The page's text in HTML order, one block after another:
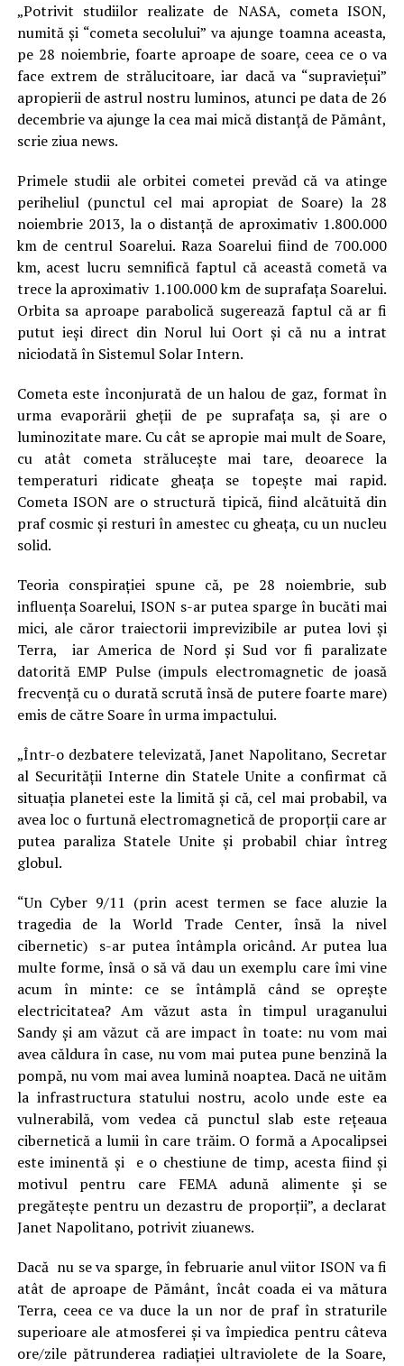
„Potrivit studiilor realizate de NASA, cometa ISON,
numită și “cometa secolului” va ajunge toamna aceasta,
pe 28 noiembrie, foarte aproape de soare, ceea ce o va
face extrem de strălucitoare, iar dacă va “supraviețui”
apropierii de astrul nostru luminos, atunci pe data de 26
decembrie va ajunge la cea mai mică distanță de Pământ,
scrie ziua news.
Primele studii ale orbitei cometei prevăd că va atinge
periheliul (punctul cel mai apropiat de Soare) la 28
noiembrie 2013, la o distanţă de aproximativ 1.800.000
km de centrul Soarelui. Raza Soarelui fiind de 700.000
km, acest lucru semnifică faptul că această cometă va
trece la aproximativ 1.100.000 km de suprafaţa Soarelui.
Orbita sa aproape parabolică sugerează faptul că ar fi
putut ieşi direct din Norul lui Oort şi că nu a intrat
niciodată în Sistemul Solar Intern.
Cometa este înconjurată de un halou de gaz, format în
urma evaporării gheţii de pe suprafaţa sa, şi are o
luminozitate mare. Cu cât se apropie mai mult de Soare,
cu atât cometa străluceşte mai tare, deoarece la
temperaturi ridicate gheaţa se topeşte mai rapid.
Cometa ISON are o structură tipică, fiind alcătuită din
praf cosmic şi resturi în amestec cu gheaţa, cu un nucleu
solid.
Teoria conspiraţiei spune că, pe 28 noiembrie, sub
influenţa Soarelui, ISON s-ar putea sparge în bucăti mai
mici, ale căror traiectorii imprevizibile ar putea lovi şi
Terra, iar America de Nord şi Sud vor fi paralizate
datorită EMP Pulse (impuls electromagnetic de joasă
frecvență cu o durată scrută însă de putere foarte mare)
emis de către Soare în urma impactului.
„Într-o dezbatere televizată, Janet Napolitano, Secretar
al Securității Interne din Statele Unite a confirmat că
situația planetei este la limită și că, cel mai probabil, va
avea loc o furtună electromagnetică de proporții care ar
putea paraliza Statele Unite și probabil chiar întreg
globul.
“Un Cyber 9/11 (prin acest termen se face aluzie la
tragedia de la World Trade Center, însă la nivel
cibernetic) s-ar putea întâmpla oricând. Ar putea lua
multe forme, însă o să vă dau un exemplu care îmi vine
acum în minte: ce se întâmplă când se opreşte
electricitatea? Am văzut asta în timpul uraganului
Sandy şi am văzut că are impact în toate: nu vom mai
avea căldura în case, nu vom mai putea pune benzină la
pompă, nu vom mai avea lumină noaptea. Dacă ne uităm
la infrastructura statului nostru, acolo unde este ea
vulnerabilă, vom vedea că punctul slab este reţeaua
cibernetică a lumii în care trăim. O formă a Apocalipsei
este iminentă și e o chestiune de timp, acesta fiind și
motivul pentru care FEMA adună alimente și se
pregătește pentru un dezastru de proporții”, a declarat
Janet Napolitano, potrivit ziuanews.
Dacă nu se va sparge, în februarie anul viitor ISON va fi
atât de aproape de Pământ, încât coada ei va mătura
Terra, ceea ce va duce la un nor de praf în straturile
superioare ale atmosferei şi va împiedica pentru câteva
ore/zile pătrunderea radiaţiei ultraviolete de la Soare,